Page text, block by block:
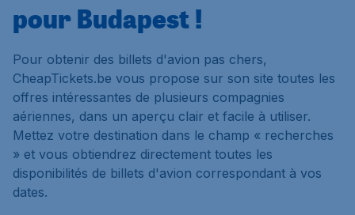
pour Budapest !
Pour obtenir des billets d'avion pas chers,
CheapTickets.be vous propose sur son site toutes les
offres intéressantes de plusieurs compagnies
aériennes, dans un aperçu clair et facile à utiliser.
Mettez votre destination dans le champ « recherches
» et vous obtiendrez directement toutes les
disponibilités de billets d'avion correspondant à vos
dates.